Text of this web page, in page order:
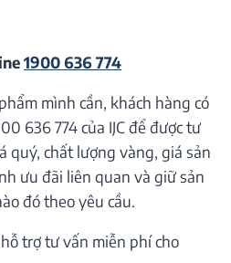
1900 636 774
mình cần, khách hàng có
636 774 của IJC để được tư
quý, chất lượng vàng, giá sản
ưu đãi liên quan và giữ sản
đó theo yêu cầu.
trợ tư vấn miễn phí cho